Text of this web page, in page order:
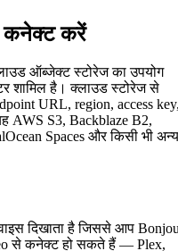
कनेक्ट करें
ऑब्जेक्ट स्टोरेज का उपयोग
शामिल है। क्लाउड स्टोरेज से
URL, region, access
AWS S3, Backblaze B2,
Spaces और किसी भी अन्य
दिखाता है जिससे आप
से कनेक्ट हो सकते हैं — Plex,